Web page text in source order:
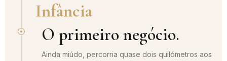
Infância
O primeiro negócio.
Ainda miúdo, percorria quase dois quilómetros aos